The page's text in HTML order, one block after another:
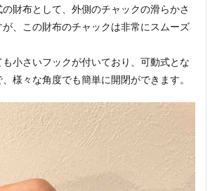
の財布として、外側のチャックの滑らかさ
、この財布のチャックは非常にスムーズ
小さいフックが付いており、可動式とな
様々な角度でも簡単に開閉ができます。